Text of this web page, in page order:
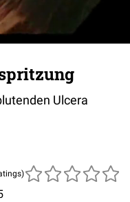
Ulcera